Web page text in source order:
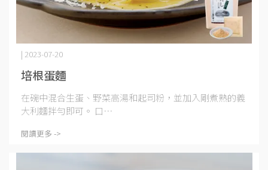
培根蛋麵
| 2023-07-20
在碗中混合生蛋、野菜高湯和起司粉，並加入剛煮熟的義
大利麵拌勻即可。 口⋯
閱讀更多 ->